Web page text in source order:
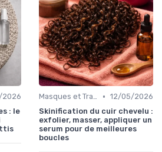
2026
: le
Masques et Traitements en Profondeur • 12/05/2026
Skinification du cuir chevelu :
exfolier, masser, appliquer un
serum pour de meilleures
boucles